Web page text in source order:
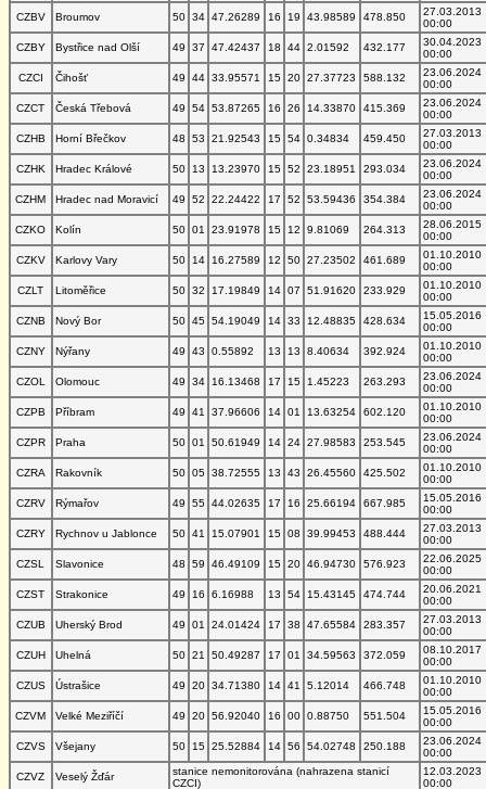
CZBV
Broumov 50 34 47.26289 16 19 43.98589 478.850
27.03.2013
00:00
CZBY
Bystřice nad Olší 49 37 47.42437 18 44 2.01592 432.177
30.04.2023
00:00
CZCI
Čihošť 49 44 33.95571 15 20 27.37723 588.132
23.06.2024
00:00
CZCT
Česká Třebová 49 54 53.87265 16 26 14.33870 415.369
23.06.2024
00:00
CZHB
Horní Břečkov 48 53 21.92543 15 54 0.34834 459.450
27.03.2013
00:00
CZHK
Hradec Králové 50 13 13.23970 15 52 23.18951 293.034
23.06.2024
00:00
CZHM
Hradec nad Moravicí 49 52 22.24422 17 52 53.59436 354.384
23.06.2024
00:00
CZKO
Kolín 50 01 23.91978 15 12 9.81069 264.313
28.06.2015
00:00
CZKV
Karlovy Vary 50 14 16.27589 12 50 27.23502 461.689
01.10.2010
00:00
CZLT
Litoměřice 50 32 17.19849 14 07 51.91620 233.929
01.10.2010
00:00
CZNB
Nový Bor 50 45 54.19049 14 33 12.48835 428.634
15.05.2016
00:00
CZNY
Nýřany 49 43 0.55892 13 13 8.40634 392.924
01.10.2010
00:00
CZOL
Olomouc 49 34 16.13468 17 15 1.45223 263.293
23.06.2024
00:00
CZPB
Příbram 49 41 37.96606 14 01 13.63254 602.120
01.10.2010
00:00
CZPR
Praha 50 01 50.61949 14 24 27.98583 253.545
23.06.2024
00:00
CZRA
Rakovník 50 05 38.72555 13 43 26.45560 425.502
01.10.2010
00:00
CZRV
Rýmařov 49 55 44.02635 17 16 25.66194 667.985
15.05.2016
00:00
CZRY
Rychnov u Jablonce 50 41 15.07901 15 08 39.99453 488.444
27.03.2013
00:00
CZSL
Slavonice 48 59 46.49109 15 20 46.94730 576.923
22.06.2025
00:00
CZST
Strakonice 49 16 6.16988 13 54 15.43145 474.744
20.06.2021
00:00
CZUB
Uherský Brod 49 01 24.01424 17 38 47.65584 283.357
27.03.2013
00:00
CZUH
Uhelná 50 21 50.49287 17 01 34.59563 372.059
08.10.2017
00:00
CZUS
Ústrašice 49 20 34.71380 14 41 5.12014 466.748
01.10.2010
00:00
CZVM
Velké Meziříčí 49 20 56.92040 16 00 0.88750 551.504
15.05.2016
00:00
CZVS
Všejany 50 15 25.52884 14 56 54.02748 250.188
23.06.2024
00:00
CZVZ
Veselý Žďár
stanice nemonitorována (nahrazena stanicí
CZCI)
12.03.2023
00:00